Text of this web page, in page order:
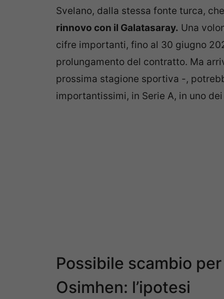
Svelano, dalla stessa fonte turca, che
rinnovo con il Galatasaray. Una
cifre importanti, fino al 30 giugno
prolungamento del contratto. Ma
prossima stagione sportiva -,
importantissimi, in Serie A, in uno
Possibile scambio
Osimhen: l’ipotesi